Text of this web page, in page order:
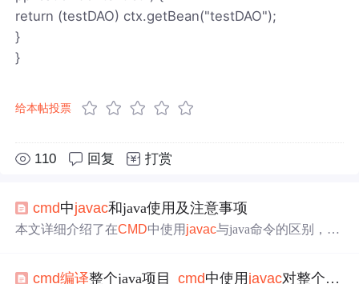
return (testDAO) ctx.getBean("testDAO");
}
}
给本帖投票
110 回复 打赏
cmd中javac和java使用及注意事项
本文详细介绍了在CMD中使用 javac与java命令的区别，包
行的全过程，并解答了常见
问题。
cmd编译整个java项目_cmd中使用 javac对整个包